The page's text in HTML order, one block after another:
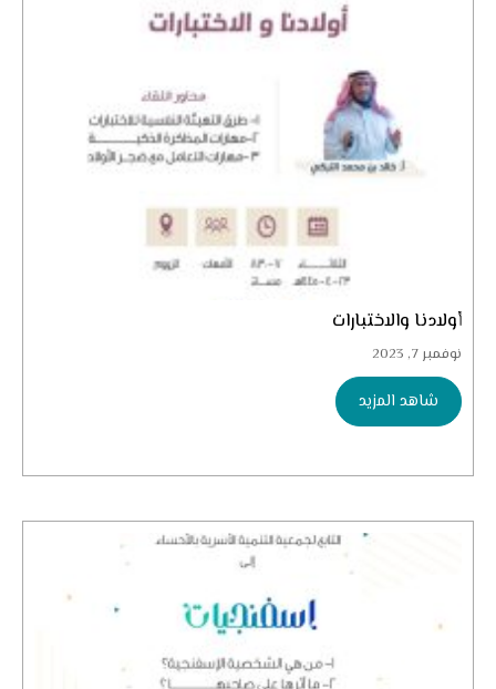
أولادنا والاختبارات
نوفمبر 7, 2023
شاهد المزيد